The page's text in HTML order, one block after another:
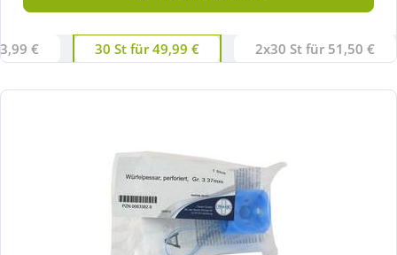
€ 30 St für 49,99 € 2x30 St für 51,50 €